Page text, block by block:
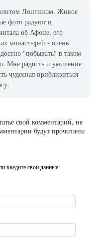
Лонгином. Живое
фото радуют и
об Афоне, его
монастырей - очень
"побывать" в таком
Мне радость и умиление
чудесная приблизиться
свой комментарий, не
будут прочитаны
введите свои данные: